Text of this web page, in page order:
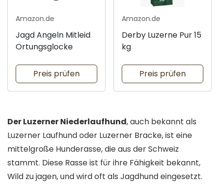
Amazon.de
Jagd Angeln Mitleid
Ortungsglocke
Preis prüfen
Amazon.de
Derby Luzerne Pur 15
kg
Preis prüfen
Der Luzerner Niederlaufhund, auch bekannt als
Luzerner Laufhund oder Luzerner Bracke, ist eine
mittelgroße Hunderasse, die aus der Schweiz
stammt. Diese Rasse ist für ihre Fähigkeit bekannt,
Wild zu jagen, und wird oft als Jagdhund eingesetzt.